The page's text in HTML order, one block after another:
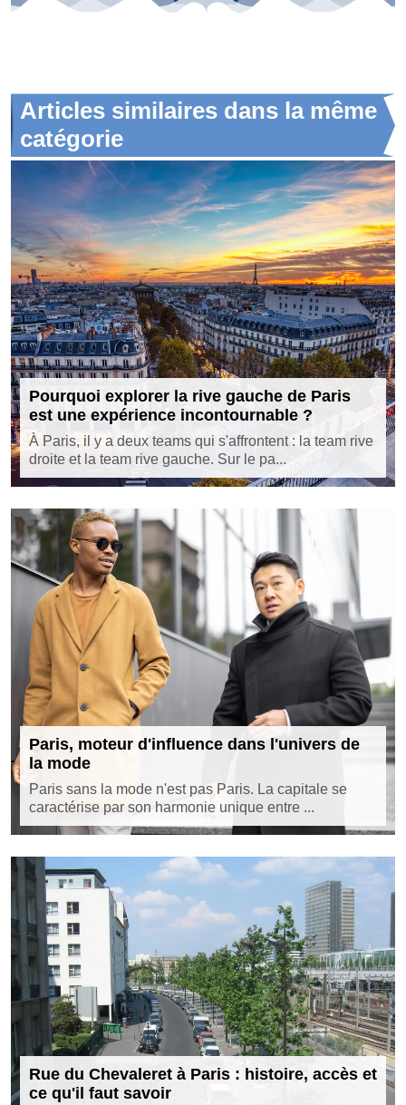
Articles similaires dans la même
catégorie
Pourquoi explorer la rive gauche de Paris
est une expérience incontournable ?
À Paris, il y a deux teams qui s'affrontent : la team rive
droite et la team rive gauche. Sur le pa...
Paris, moteur d'influence dans l'univers de
la mode
Paris sans la mode n'est pas Paris. La capitale se
caractérise par son harmonie unique entre ...
Rue du Chevaleret à Paris : histoire, accès et
ce qu'il faut savoir